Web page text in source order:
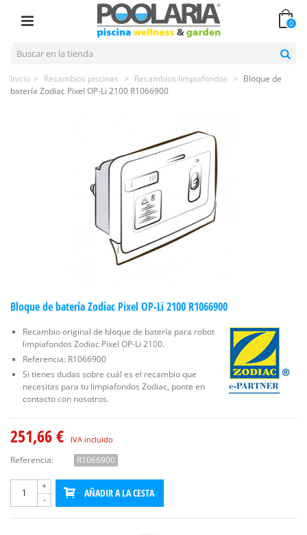
0
Inicio > Recambios piscinas > Recambios limpiafondos > Bloque de
batería Zodiac Pixel OP-Li 2100 R1066900
Bloque de batería Zodiac Pixel OP-Li 2100 R1066900
Recambio original de bloque de batería para robot
limpiafondos Zodiac Pixel OP-Li 2100.
Referencia: R1066900
Si tienes dudas sobre cuál es el recambio que
necesitas para tu limpiafondos Zodiac, ponte en
contacto con nosotros.
251,66 € IVA incluido
Referencia: R1066900
-
+
AÑADIR A LA CESTA